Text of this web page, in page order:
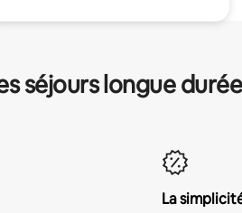
séjours longue durée
La